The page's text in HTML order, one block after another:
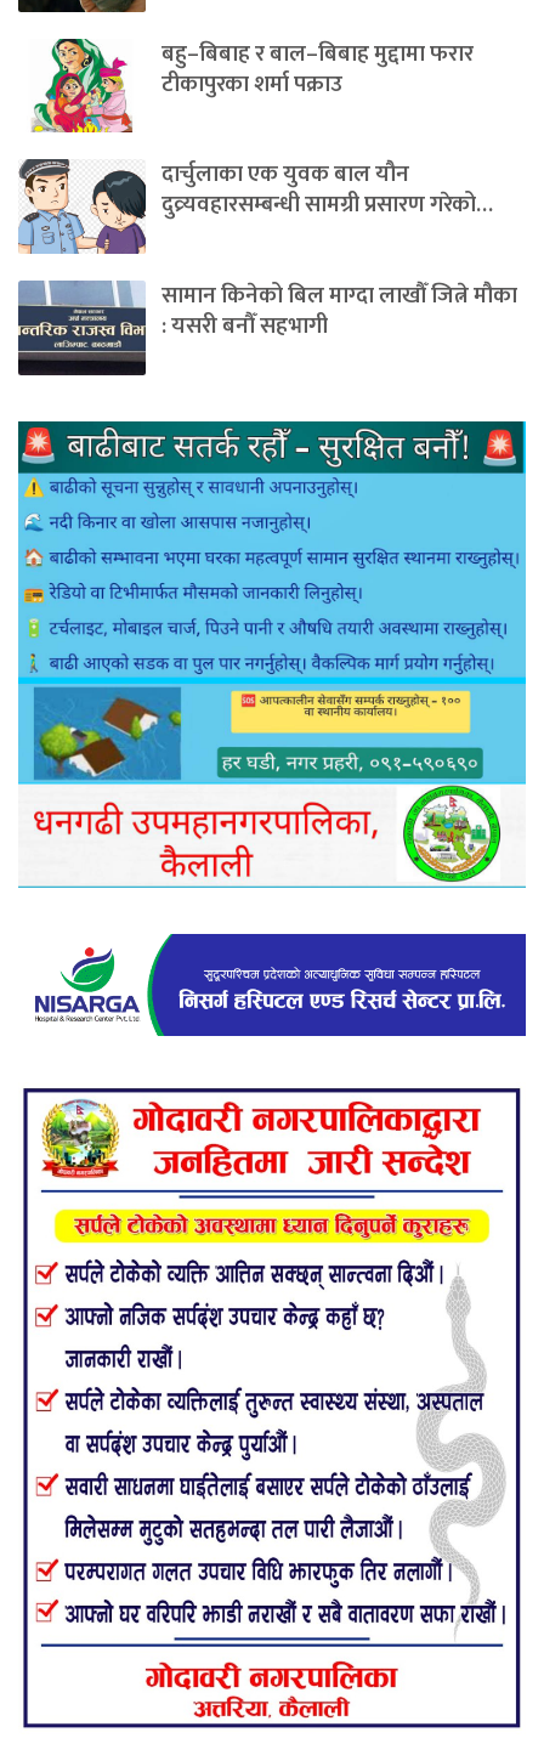
बहु–बिबाह र बाल–बिबाह मुद्दामा फरार
टीकापुरका शर्मा पक्राउ
दार्चुलाका एक युवक बाल यौन
दुव्र्यवहारसम्बन्धी सामग्री प्रसारण गरेको…
सामान किनेको बिल माग्दा लाखौँ जित्ने मौका
: यसरी बनौँ सहभागी